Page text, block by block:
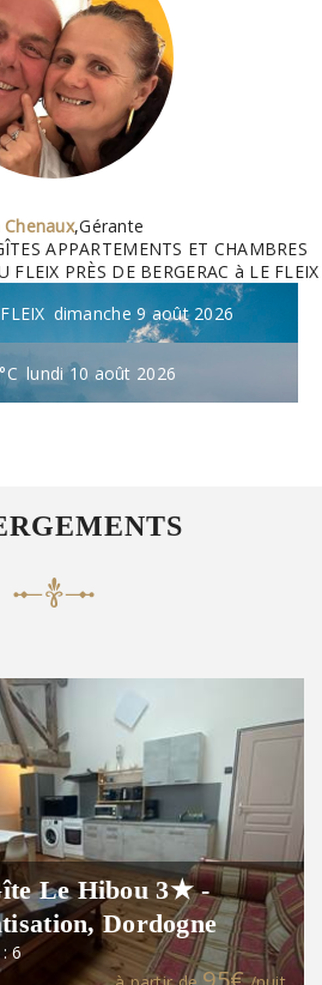
,Gérante
APPARTEMENTS ET CHAMBRES
FLEIX PRÈS DE BERGERAC à LE FLEIX
dimanche 9 août 2026
lundi 10 août 2026
Le Hibou 3★ -
Dordogne
6